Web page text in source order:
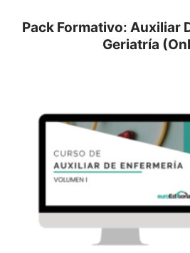
Pack Formativo: Auxiliar
Geriatría